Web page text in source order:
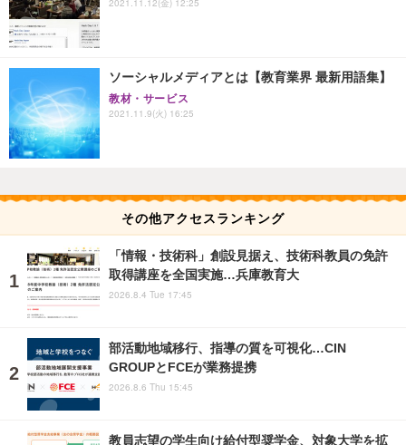
2021.11.12(金) 12:25
ソーシャルメディアとは【教育業界 最新用語集】
教材・サービス
2021.11.9(火) 16:25
その他アクセスランキング
「情報・技術科」創設見据え、技術科教員の免許
取得講座を全国実施…兵庫教育大
2026.8.4 Tue 17:45
部活動地域移行、指導の質を可視化…CIN
GROUPとFCEが業務提携
2026.8.6 Thu 15:45
教員志望の学生向け給付型奨学金、対象大学を拡